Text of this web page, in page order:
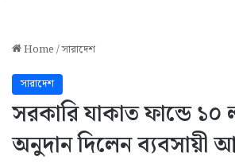
Home/সারাদেশ
সারাদেশ
সরকারি যাকাত ফান্ডে ১০
অনুদান দিলেন ব্যবসায়ী